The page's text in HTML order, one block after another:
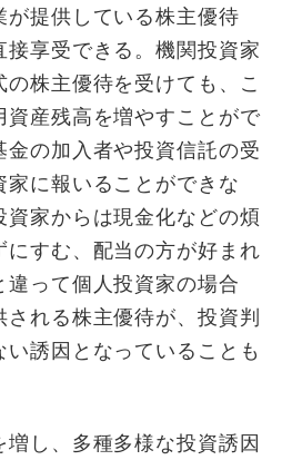
提供している株主優待
接享受できる。機関投資家
株主優待を受けても、こ
資産残高を増やすことがで
金の加入者や投資信託の受
家に報いることができな
資家からは現金化などの煩
にすむ、配当の方が好まれ
違って個人投資家の場合
れる株主優待が、投資判
い誘因となっていることも
し、多種多様な投資誘因